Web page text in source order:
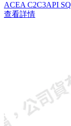
ACEA C2C3API SQ
查看詳情